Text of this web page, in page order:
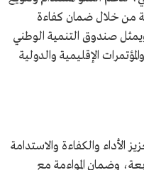
من خلال ضمان كفاءة
ويمثل صندوق التنمية الوطني
الإقليمية والدولية
والكفاءة والاستدامة
وضمان المواءمة مع